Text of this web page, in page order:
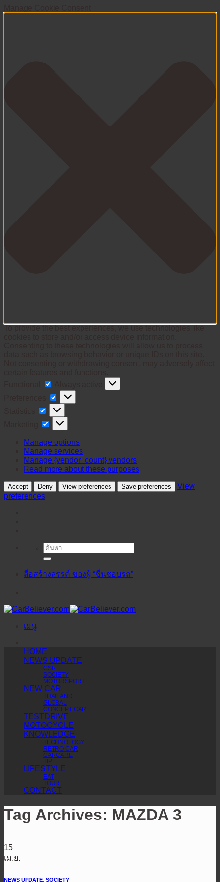
Preferences
Statistics
Marketing
Manage options
Manage services
Manage {vendor_count} vendors
Read more about these purposes
Accept Deny View preferences Save preferences
View
preferences
ค้นหา:
สื่อสร้างสรรค์ ของผู้ “ชื่นชอบรถ”
เมนู
HOME
NEWS UPDATE
CSR
SOCIETY
MOTORSPORT
NEW CAR
THAILAND
GLOBAL
CONCEPT CAR
TESTDRIVE
MOTOCYCLE
KNOWLEDGE
TECHNOLOGY
RETRO CAR
CARCARE
TIP
LIFESTYLE
EAT
TOUR
CONTACT
Tag Archives: MAZDA 3
15
เม.ย.
NEWS UPDATE, SOCIETY